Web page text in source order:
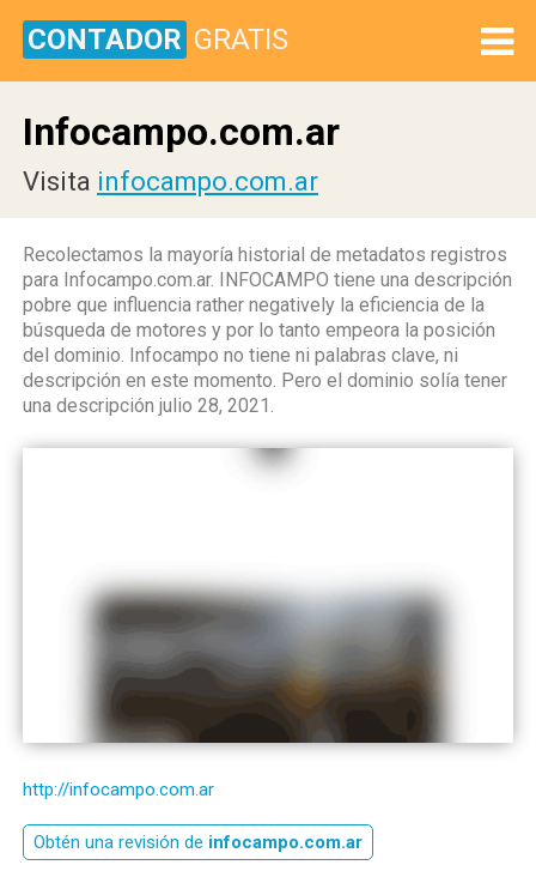
CONTADOR GRATIS
Infocampo.com.ar
Visita infocampo.com.ar
Recolectamos la mayoría historial de metadatos registros
para Infocampo.com.ar. INFOCAMPO tiene una descripción
pobre que influencia rather negatively la eficiencia de la
búsqueda de motores y por lo tanto empeora la posición
del dominio. Infocampo no tiene ni palabras clave, ni
descripción en este momento. Pero el dominio solía tener
una descripción julio 28, 2021.
http://infocampo.com.ar
Obtén una revisión de infocampo.com.ar